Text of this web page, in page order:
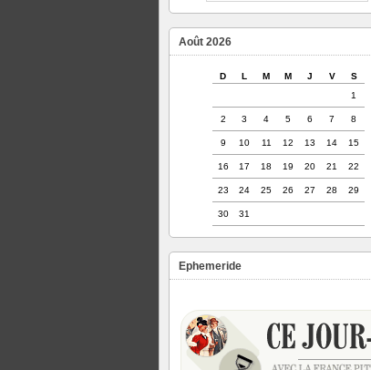
Août 2026
D L M M J V
S
1
2 3 4 5 6 7 8
9 10 11 12 13 14 15
16 17 18 19 20 21 22
23 24 25 26 27 28 29
30 31
Ephemeride